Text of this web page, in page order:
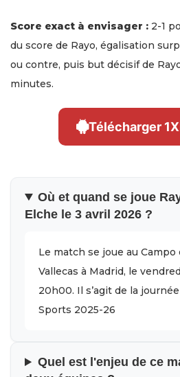
Score exact à envisager : 2-1
du score de Rayo, égalisation
ou contre, puis but décisif de
minutes.
Télécharger
Où et quand se joue
Elche le 3 avril 2026 ?
Le match se joue au Campo
Vallecas à Madrid, le
20h00. Il s’agit de la
Sports 2025-26
Quel est l'enjeu de ce